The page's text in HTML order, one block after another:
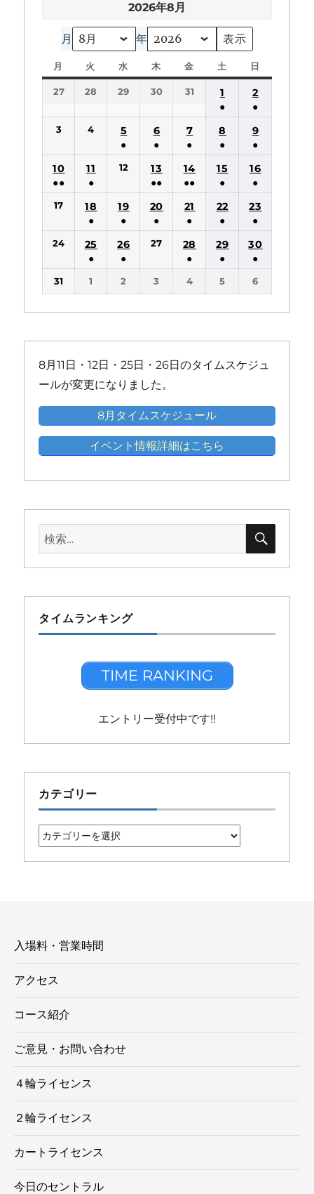
2026年8月
月 年
月
曜
日
火
曜
日
水
曜
日
木
曜
日
金
曜
土
曜
日
曜
27 28 29 30 31
1
●
(1
件
の
イ
ベ
ン
ト)
2
●
(1
件
の
イ
ベ
ン
ト)
3 4
5
●
(1
の
イ
ベ
ン
ト)
6
●
(1
件
の
イ
ベ
ン
7
●
(1
件
の
イ
ベ
ン
ト)
8
●
(1
件
の
イ
ベ
ン
ト)
9
●
(1
件
の
イ
ベ
ン
ト)
10
●●
(2
の
イ
ン
ト)
11
●
(1
件
の
イ
ベ
ン
ト)
12
13
●●
(2
件
の
イ
ン
ト)
14
●●
(2
件
の
イ
ベ
ン
ト)
15
●
(1
件
の
イ
ベ
ン
ト)
16
●
(1
件
の
イ
ベ
ン
ト)
17
18
●
(1
件
イ
ン
19
●
(1
件
イ
ン
20
●
(1
イ
ン
21
●
(1
件
イ
ン
22
●
(1
件
イ
ン
23
●
(1
件
イ
ン
24
25
●
ト)
26
●
ト)
27
28
●
ト)
29
●
ト)
30
●
ト)
31 1 2 3 4 5 6
8月11日・12日・25日・26日のタイムスケジュ
ールが変更になりました。
8月タイムスケジュール
イベント情報詳細はこちら
検
索:
検
タイムランキング
TIME RANKING
エントリー受付中です!!
カテゴリー
カ
テ
ゴ
入場料・営業時間
アクセス
コース紹介
ご意見・お問い合わせ
４輪ライセンス
２輪ライセンス
カートライセンス
今日のセントラル